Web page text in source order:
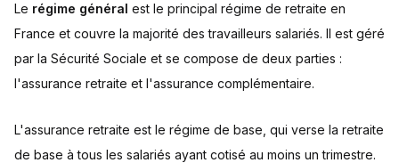
Le régime général est le principal régime de retraite en
France et couvre la majorité des travailleurs salariés. Il est géré
par la Sécurité Sociale et se compose de deux parties :
l'assurance retraite et l'assurance complémentaire.
L'assurance retraite est le régime de base, qui verse la retraite
de base à tous les salariés ayant cotisé au moins un trimestre.